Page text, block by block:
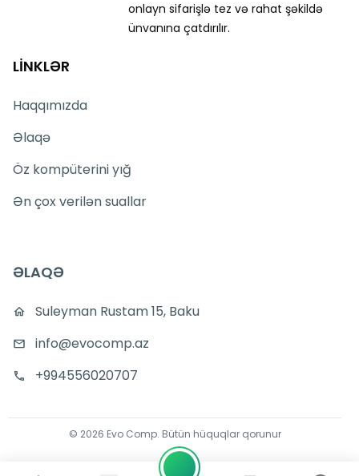
onlayn sifarişlə tez və rahat şəkildə
ünvanına çatdırılır.
LİNKLƏR
Haqqımızda
Əlaqə
Öz kompüterini yığ
Ən çox verilən suallar
ƏLAQƏ
Suleyman Rustam 15, Baku
info@evocomp.az
+994556020707
© 2026 Evo Comp. Bütün hüquqlar qorunur